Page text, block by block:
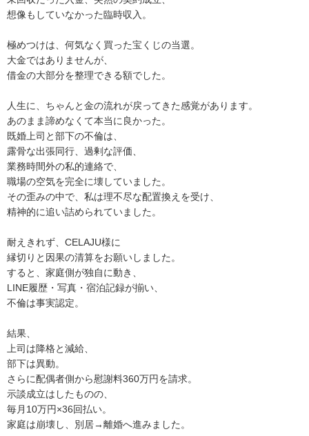
想像もしていなかった臨時収入。
極めつけは、何気なく買った宝くじの当選。
大金ではありませんが、
借金の大部分を整理できる額でした。
人生に、ちゃんと金の流れが戻ってきた感覚があります。
あのまま諦めなくて本当に良かった。
既婚上司と部下の不倫は、
露骨な出張同行、過剰な評価、
業務時間外の私的連絡で、
職場の空気を完全に壊していました。
その歪みの中で、私は理不尽な配置換えを受け、
精神的に追い詰められていました。
耐えきれず、CELAJU様に
縁切りと因果の清算をお願いしました。
すると、家庭側が独自に動き、
LINE履歴・写真・宿泊記録が揃い、
不倫は事実認定。
結果、
上司は降格と減給、
部下は異動。
さらに配偶者側から慰謝料360万円を請求。
示談成立はしたものの、
毎月10万円×36回払い。
家庭は崩壊し、別居→離婚へ進みました。